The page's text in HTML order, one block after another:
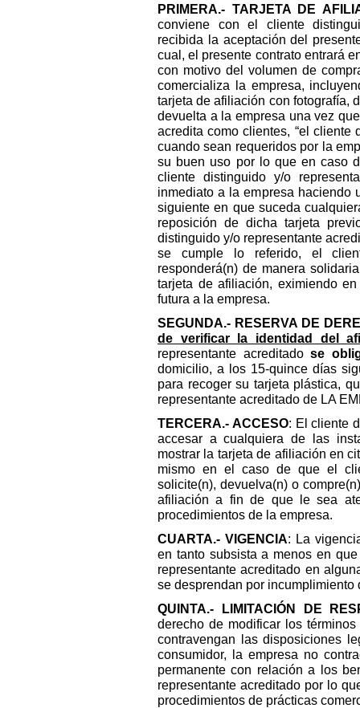
PRIMERA.- TARJETA DE
conviene con el cliente
recibida la aceptación del
cual, el presente contrato entrará
con motivo del volumen de
comercializa la empresa,
tarjeta de afiliación con fotografía,
devuelta a la empresa una vez
acredita como clientes, “el cliente
cuando sean requeridos por la
su buen uso por lo que en caso
cliente distinguido y/o
inmediato a la empresa haciendo
siguiente en que suceda
reposición de dicha tarjeta
distinguido y/o representante
se cumple lo referido, el
responderá(n) de manera
tarjeta de afiliación, eximiendo
futura a la empresa.
SEGUNDA.- RESERVA DE
de verificar la identidad del
representante acreditadose
domicilio, a los 15-quince días
para recoger su tarjeta plástica,
representante acreditado de LA
TERCERA.- ACCESO: El cliente
accesar a cualquiera de las
mostrar la tarjeta de afiliación en
mismo en el caso de que el
solicite(n), devuelva(n) o
afiliación a fin de que le sea
procedimientos de la empresa.
CUARTA.- VIGENCIA: La
en tanto subsista a menos en
representante acreditado en
se desprendan por incumplimiento
QUINTA.- LIMITACIÓN DE
derecho de modificar los
contravengan las disposiciones
consumidor, la empresa no
permanente con relación a los
representante acreditado por lo
procedimientos de prácticas